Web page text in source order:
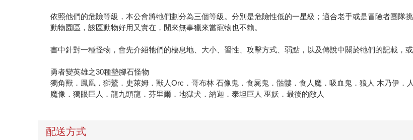
依照他們的危險等級，本公會將牠們劃分為三個等級。分別是危險性低的一星級；適合老手或是冒險者團隊
動物園區，該區動物好用又實在，閒來無事獵來當寵物也不賴。
書中針對一種怪物，會先介紹牠們的棲息地、大小、習性、攻擊方式、弱點，以及傳說中關於牠們的記載，
勇者變英雄之30種墊腳石怪物
獨角獸．鳳凰．獅鷲．史萊姆．獸人Orc．哥布林 石像鬼．食屍鬼．骷髏．食人魔．吸血鬼．狼人 木乃伊．
魔像．獨眼巨人．龍九頭龍．芬里爾．地獄犬．納迦．泰坦巨人 巫妖．最後的敵人
配送方式